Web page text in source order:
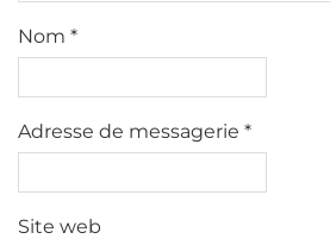
Nom *
Adresse de messagerie *
Site web